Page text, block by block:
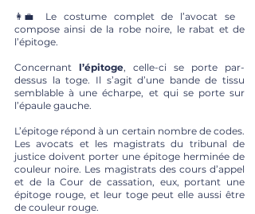
👩‍💼 Le costume complet de l’avocat se
compose ainsi de la robe noire, le rabat et de
l’épitoge.
Concernant l’épitoge, celle-ci se porte par-
dessus la toge. Il s’agit d’une bande de tissu
semblable à une écharpe, et qui se porte sur
l’épaule gauche.
L’épitoge répond à un certain nombre de codes.
Les avocats et les magistrats du tribunal de
justice doivent porter une épitoge herminée de
couleur noire. Les magistrats des cours d’appel
et de la Cour de cassation, eux, portant une
épitoge rouge, et leur toge peut elle aussi être
de couleur rouge.